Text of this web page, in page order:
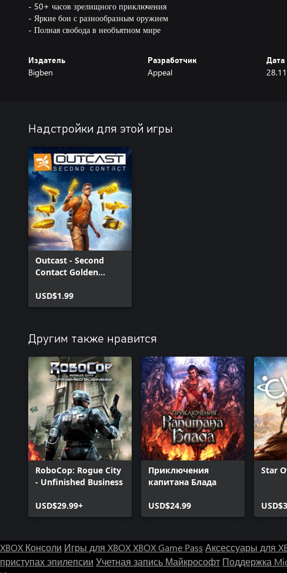
- 50+ часов зрелищного приключения
- Яркие бои с разнообразным оружием
- Полная свобода в необъятном мире
Издатель
Bigben
Разработчик
Appeal
Дата
Надстройки для этой игры
Outcast - Second
Contact Golden
USD$1.99
Другим также нравится
RoboCop: Rogue City
- Unfinished Business
USD$29.99+
Приключения
капитана Блада
USD$24.99
Star
XBOX Консоли Игры для XBOXXBOX Game Pass Аксессуары для
приступах эпилепсии Учетная запись Майкрософт Поддержка